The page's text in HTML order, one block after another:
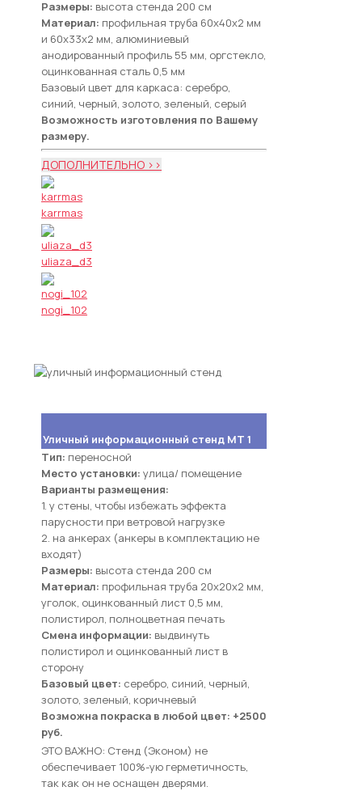
Размеры: высота стенда 200 см
Материал: профильная труба 60х40х2 мм
и 60х33х2 мм, алюминиевый
анодированный профиль 55 мм, оргстекло,
оцинкованная сталь 0,5 мм
Базовый цвет для каркаса: серебро,
синий, черный, золото, зеленый, серый
Возможность изготовления по Вашему
размеру.
ДОПОЛНИТЕЛЬНО >>
karrmas
uliaza_d3
nogi_102
Уличный информационный стенд МТ 1
Тип: переносной
Место установки: улица/ помещение
Варианты размещения:
1. у стены, чтобы избежать эффекта
парусности при ветровой нагрузке
2. на анкерах (анкеры в комплектацию не
входят)
Размеры: высота стенда 200 см
Материал: профильная труба 20х20х2 мм,
уголок, оцинкованный лист 0,5 мм,
полистирол, полноцветная печать
Смена информации: выдвинуть
полистирол и оцинкованный лист в
сторону
Базовый цвет: серебро, синий, черный,
золото, зеленый, коричневый
Возможна покраска в любой цвет: +2500
руб.
ЭТО ВАЖНО: Стенд (Эконом) не
обеспечивает 100%-ую герметичность,
так как он не оснащен дверями.